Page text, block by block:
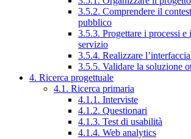
3.5.2. Comprendere il
pubblico
3.5.3. Progettare i processi e i
servizio
3.5.4. Realizzare
3.5.5. Validare la soluzione
4. Ricerca progettuale
4.1. Ricerca primaria
4.1.1. Interviste
4.1.2. Questionari
4.1.3. Test di usabilità
4.1.4. Web analytics